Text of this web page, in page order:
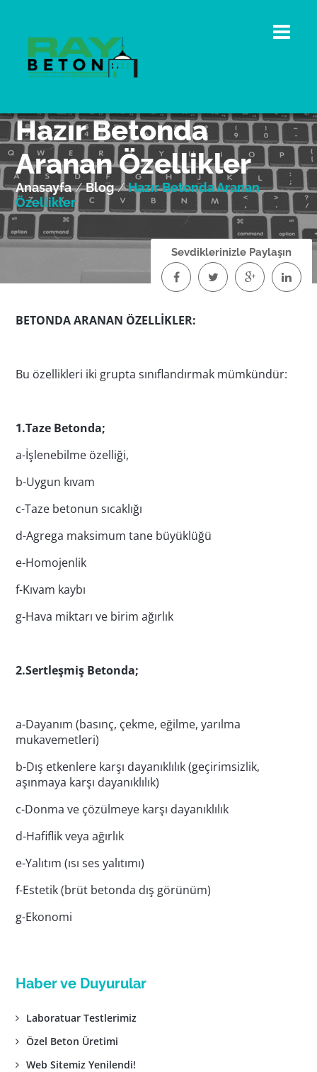
Hazır Betonda
Aranan Özellikler
Anasayfa/Blog/Hazır Betonda Aranan
Özellikler
Sevdiklerinizle Paylaşın
BETONDA ARANAN ÖZELLİKLER:
Bu özellikleri iki grupta sınıflandırmak mümkündür:
1.Taze Betonda;
a-İşlenebilme özelliği,
b-Uygun kıvam
c-Taze betonun sıcaklığı
d-Agrega maksimum tane büyüklüğü
e-Homojenlik
f-Kıvam kaybı
g-Hava miktarı ve birim ağırlık
2.Sertleşmiş Betonda;
a-Dayanım (basınç, çekme, eğilme, yarılma
mukavemetleri)
b-Dış etkenlere karşı dayanıklılık (geçirimsizlik,
aşınmaya karşı dayanıklılık)
c-Donma ve çözülmeye karşı dayanıklılık
d-Hafiflik veya ağırlık
e-Yalıtım (ısı ses yalıtımı)
f-Estetik (brüt betonda dış görünüm)
g-Ekonomi
Haber ve Duyurular
Laboratuar Testlerimiz
Özel Beton Üretimi
Web Sitemiz Yenilendi!